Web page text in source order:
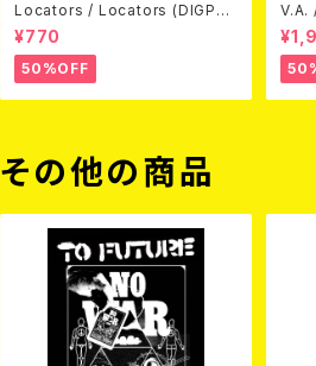
Locators / Locators (DIGPAC
K CD)
¥770
50%OFF
V.A.
その他の商品